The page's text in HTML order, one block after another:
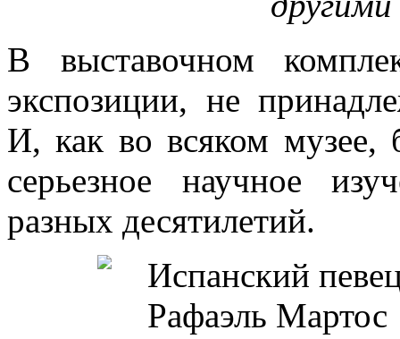
В выставочном
экспозиции, не
И, как во всяком музее,
серьезное научное
разных десятилетий.